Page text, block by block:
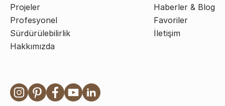
Projeler
Profesyonel
Sürdürülebilirlik
Hakkımızda
Haberler & Blog
Favoriler
İletişim